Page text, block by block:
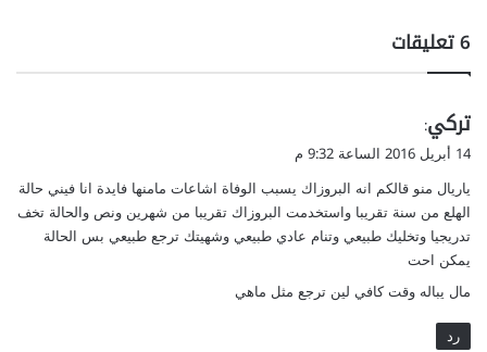
‫6 تعليقات
ي
ق
ل
تركي:
14 أبريل 2016 الساعة 9:32 م
ياريال منو قالكم انه البروزاك يسبب الوفاة اشاعات مامنها فايدة انا فيني حالة
الهلع من سنة تقريبا واستخدمت البروزاك تقريبا من شهرين ونص والحالة تخف
تدريجيا وتخليك طبيعي وتنام عادي طبيعي وشهيتك ترجع طبيعي بس الحالة
يمكن احت
مال يباله وقت كافي لين ترجع مثل ماهي
رد